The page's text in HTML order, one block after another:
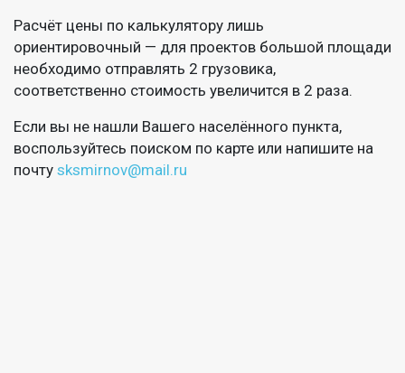
Расчёт цены по калькулятору лишь
ориентировочный — для проектов большой площади
необходимо отправлять 2 грузовика,
соответственно стоимость увеличится в 2 раза.
Если вы не нашли Вашего населённого пункта,
воспользуйтесь поиском по карте или напишите на
почту sksmirnov@mail.ru